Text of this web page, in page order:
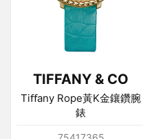
TIFFANY & CO
Tiﬀany Rope黃K金鑲鑽腕
錶